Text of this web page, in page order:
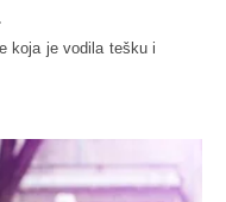
koja je vodila tešku i